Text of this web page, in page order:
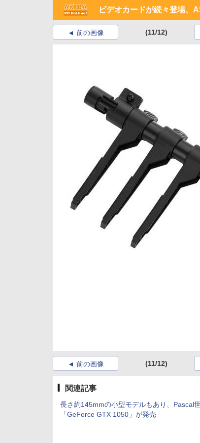
ビデオカードが続々登場、
前の画像 (11/12)
前の画像 (11/12)
関連記事
長さ約145mmの小型モデルもあり、Pascal
「GeForce GTX 1050」が発売